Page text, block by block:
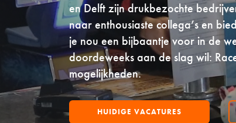
en Delft zijn drukbezochte
naar enthousiaste collega’s en
je nou een bijbaantje voor in de
doordeweeks aan de slag wil:
mogelijkheden.
HUIDIGE VACATURES